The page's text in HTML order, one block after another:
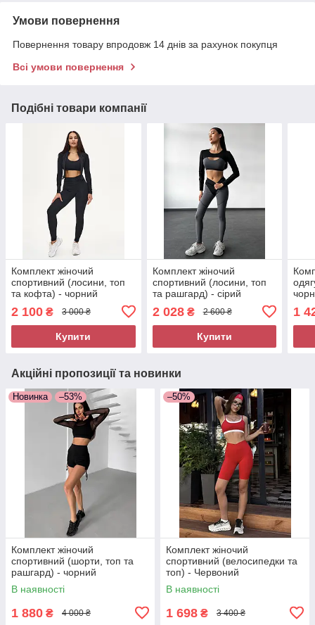
Умови повернення
Повернення товару впродовж 14 днів за рахунок покупця
Всі умови повернення
Подібні товари компанії
Комплект жіночий
спортивний (лосини, топ
та кофта) - чорний
2 100 ₴ 3 000 ₴
Купити
Комплект жіночий
спортивний (лосини, топ
та рашгард) - сірий
2 028₴ 2 600 ₴
Купити
1
Акційні пропозиції та новинки
Новинка –53%
Комплект жіночий
спортивний (шорти, топ та
рашгард) - чорний
В наявності
1 880 ₴ 4 000 ₴
–50%
Комплект жіночий
спортивний (велосипедки та
топ) - Червоний
В наявності
1 698 ₴ 3 400 ₴